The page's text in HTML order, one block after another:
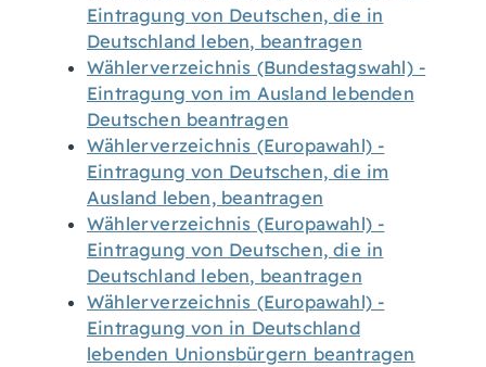
Eintragung von Deutschen, die in
Deutschland leben, beantragen
Wählerverzeichnis (Bundestagswahl) -
Eintragung von im Ausland lebenden
Deutschen beantragen
Wählerverzeichnis (Europawahl) -
Eintragung von Deutschen, die im
Ausland leben, beantragen
Wählerverzeichnis (Europawahl) -
Eintragung von Deutschen, die in
Deutschland leben, beantragen
Wählerverzeichnis (Europawahl) -
Eintragung von in Deutschland
lebenden Unionsbürgern beantragen